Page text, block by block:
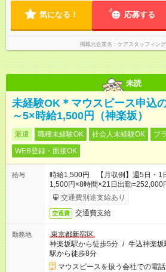
気になる！ 応募する
掲載元企業名 ケアスタッフィン
未読
未経験OK＊マウスピース申込
～5×時給1,500円（神楽坂）
派遣 職種未経験OK 社会人未経験OK
ブ
WEB登録・面接OK
給与
時給1,500円 【月収例】週5日・1
1,500円×8時間×21日出勤=252,000
交通費別途支給あり
交通費 交通費支給
勤務地
東京都新宿区
神楽坂駅から徒歩5分 / 牛込神楽
駅から徒歩8分
マウスピースを扱う会社での電